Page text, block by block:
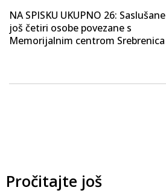
NA SPISKU UKUPNO 26: Saslušane
još četiri osobe povezane s
Memorijalnim centrom Srebrenica
Pročitajte još